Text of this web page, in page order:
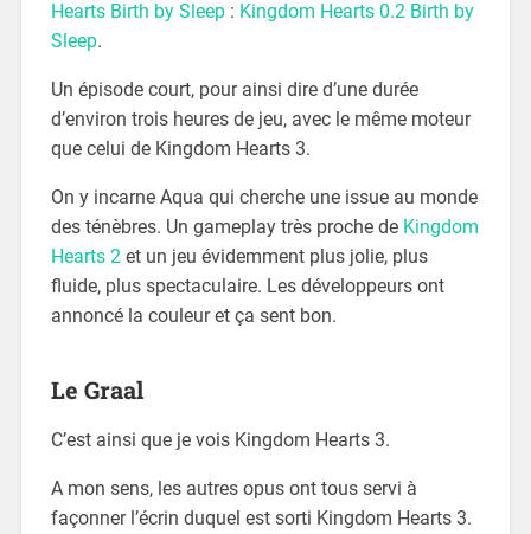
Hearts Birth by Sleep: Kingdom Hearts 0.2 Birth by
Sleep.
Un épisode court, pour ainsi dire d’une durée
d’environ trois heures de jeu, avec le même moteur
que celui de Kingdom Hearts 3.
On y incarne Aqua qui cherche une issue au monde
des ténèbres. Un gameplay très proche de Kingdom
Hearts 2et un jeu évidemment plus jolie, plus
fluide, plus spectaculaire. Les développeurs ont
annoncé la couleur et ça sent bon.
Le Graal
C’est ainsi que je vois Kingdom Hearts 3.
A mon sens, les autres opus ont tous servi à
façonner l’écrin duquel est sorti Kingdom Hearts 3.